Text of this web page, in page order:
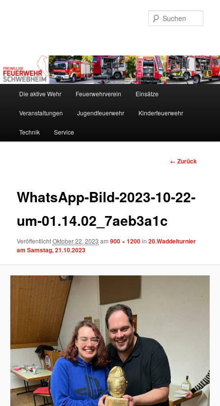
Die aktive Wehr Feuerwehrverein Einsätze
Veranstaltungen Jugendfeuerwehr Kinderfeuerwehr
Technik Service
Bilder-
← Zurück
WhatsApp-Bild-2023-10-22-
um-01.14.02_7aeb3a1c
VeröffentlichtOktober 22, 2023 am900 × 1200in20.Waddelturnier
am Samstag, 21.10.2023